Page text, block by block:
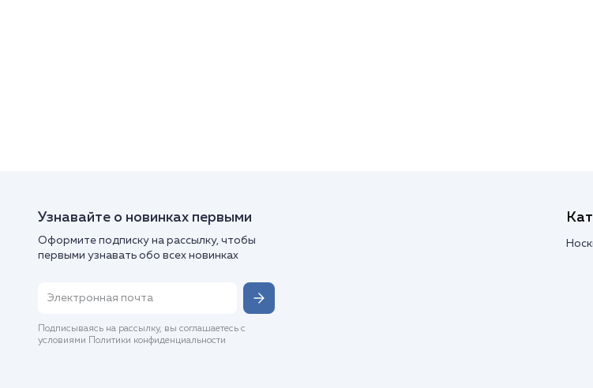
Узнавайте о новинках первыми
Оформите подписку на рассылку, чтобы
первыми узнавать обо всех новинках
Подписываясь на рассылку, вы соглашаетесь с
условиями Политики конфиденциальности